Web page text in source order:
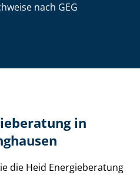
nach GEG
in
die Heid Energieberatung